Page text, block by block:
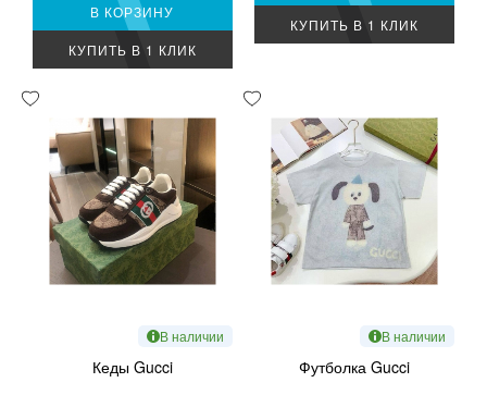
В КОРЗИНУ
КУПИТЬ В 1 КЛИК
КУПИТЬ В 1 КЛИК
В наличии
Кеды Gucci
В наличии
Футболка Gucci